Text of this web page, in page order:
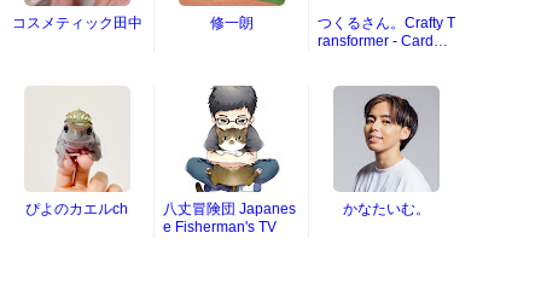
コスメティック田中 修一朗
つくるさん。Crafty T
ransformer - Cardbo
ぴよのカエルch
八丈冒険団 Japanes
e Fisherman's TV
かなたいむ。